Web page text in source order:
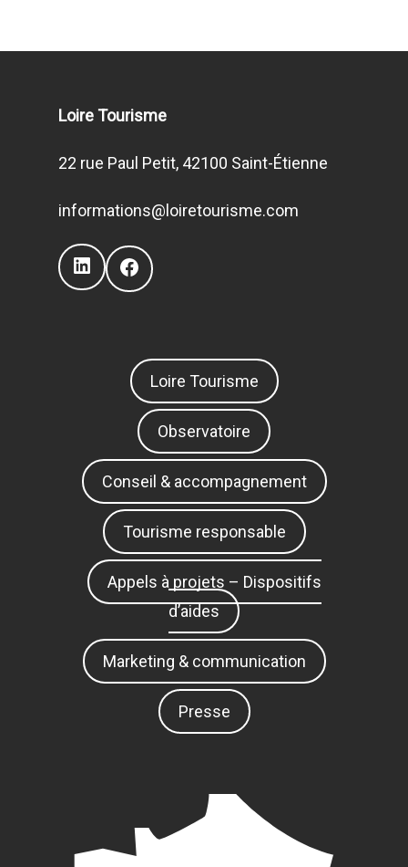
Loire Tourisme
22 rue Paul Petit, 42100 Saint-Étienne
informations@loiretourisme.com
LinkedInFacebook
Loire Tourisme
Observatoire
Conseil & accompagnement
Tourisme responsable
Appels à projets – Dispositifs
d’aides
Marketing & communication
Presse